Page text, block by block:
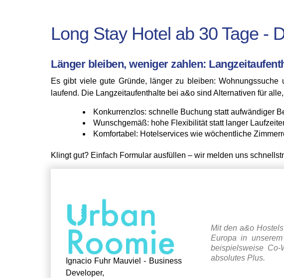
Long Stay Hotel ab 30 Tage -
Länger bleiben, weniger zahlen:
Es gibt viele gute Gründe, länger zu bleiben:
laufend. Die Langzeitaufenthalte bei a&o sind Alternativen für
Konkurrenzlos: schnelle Buchung statt aufwändiger
Wunschgemäß: hohe Flexibilität statt langer
Komfortabel: Hotelservices wie wöchentliche
Klingt gut? Einfach Formular ausfüllen – wir melden uns
Ignacio Fuhr Mauviel - Business
Developer,
Mit den a&o
Europa in
beispielsweise
absolutes Plus.